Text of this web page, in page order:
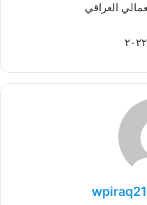
العراقي